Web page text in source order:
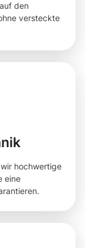
den
versteckte
hochwertige
eine